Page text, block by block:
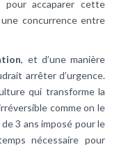
accaparer cette
une concurrence entre
, et d’une manière
arrêter d’urgence.
qui transforme la
comme on le
3 ans imposé pour le
nécessaire pour